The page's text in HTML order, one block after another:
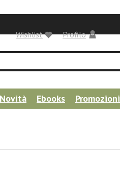
Profilo
Wishlist
Novità Ebooks Promozioni